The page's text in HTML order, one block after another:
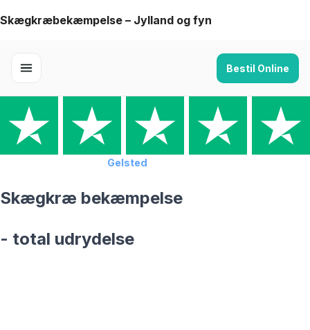
Skip
content
Skægkræbekæmpelse – Jylland og fyn
Bestil Online
Gelsted
Skægkræ bekæmpelse
- total udrydelse